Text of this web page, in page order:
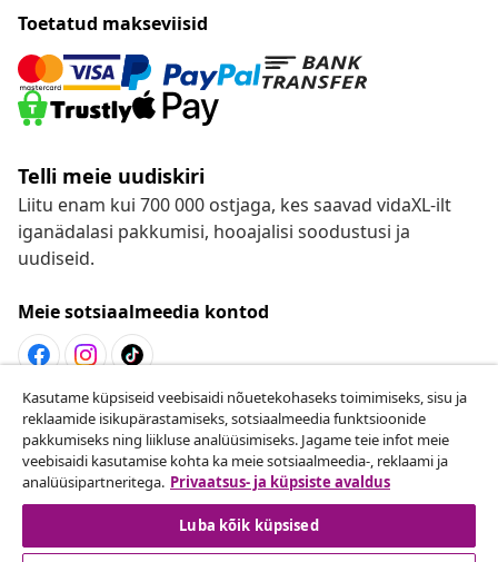
Toetatud makseviisid
Telli meie uudiskiri
Liitu enam kui 700 000 ostjaga, kes saavad vidaXL-ilt
iganädalasi pakkumisi, hooajalisi soodustusi ja
uudiseid.
Meie sotsiaalmeedia kontod
Lepingust taganemine
Esita oma tellimuse kohta tagastamissoov.
Lepingust taganemine
Kasutame küpsiseid veebisaidi nõuetekohaseks toimimiseks, sisu ja
reklaamide isikupärastamiseks, sotsiaalmeedia funktsioonide
pakkumiseks ning liikluse analüüsimiseks. Jagame teie infot meie
veebisaidi kasutamise kohta ka meie sotsiaalmeedia-, reklaami ja
analüüsipartneritega. Privaatsus- ja küpsiste avaldus
Luba kõik küpsised